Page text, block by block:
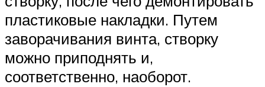
пластиковые накладки. Путем
заворачивания винта, створку
можно приподнять и,
соответственно, наоборот.